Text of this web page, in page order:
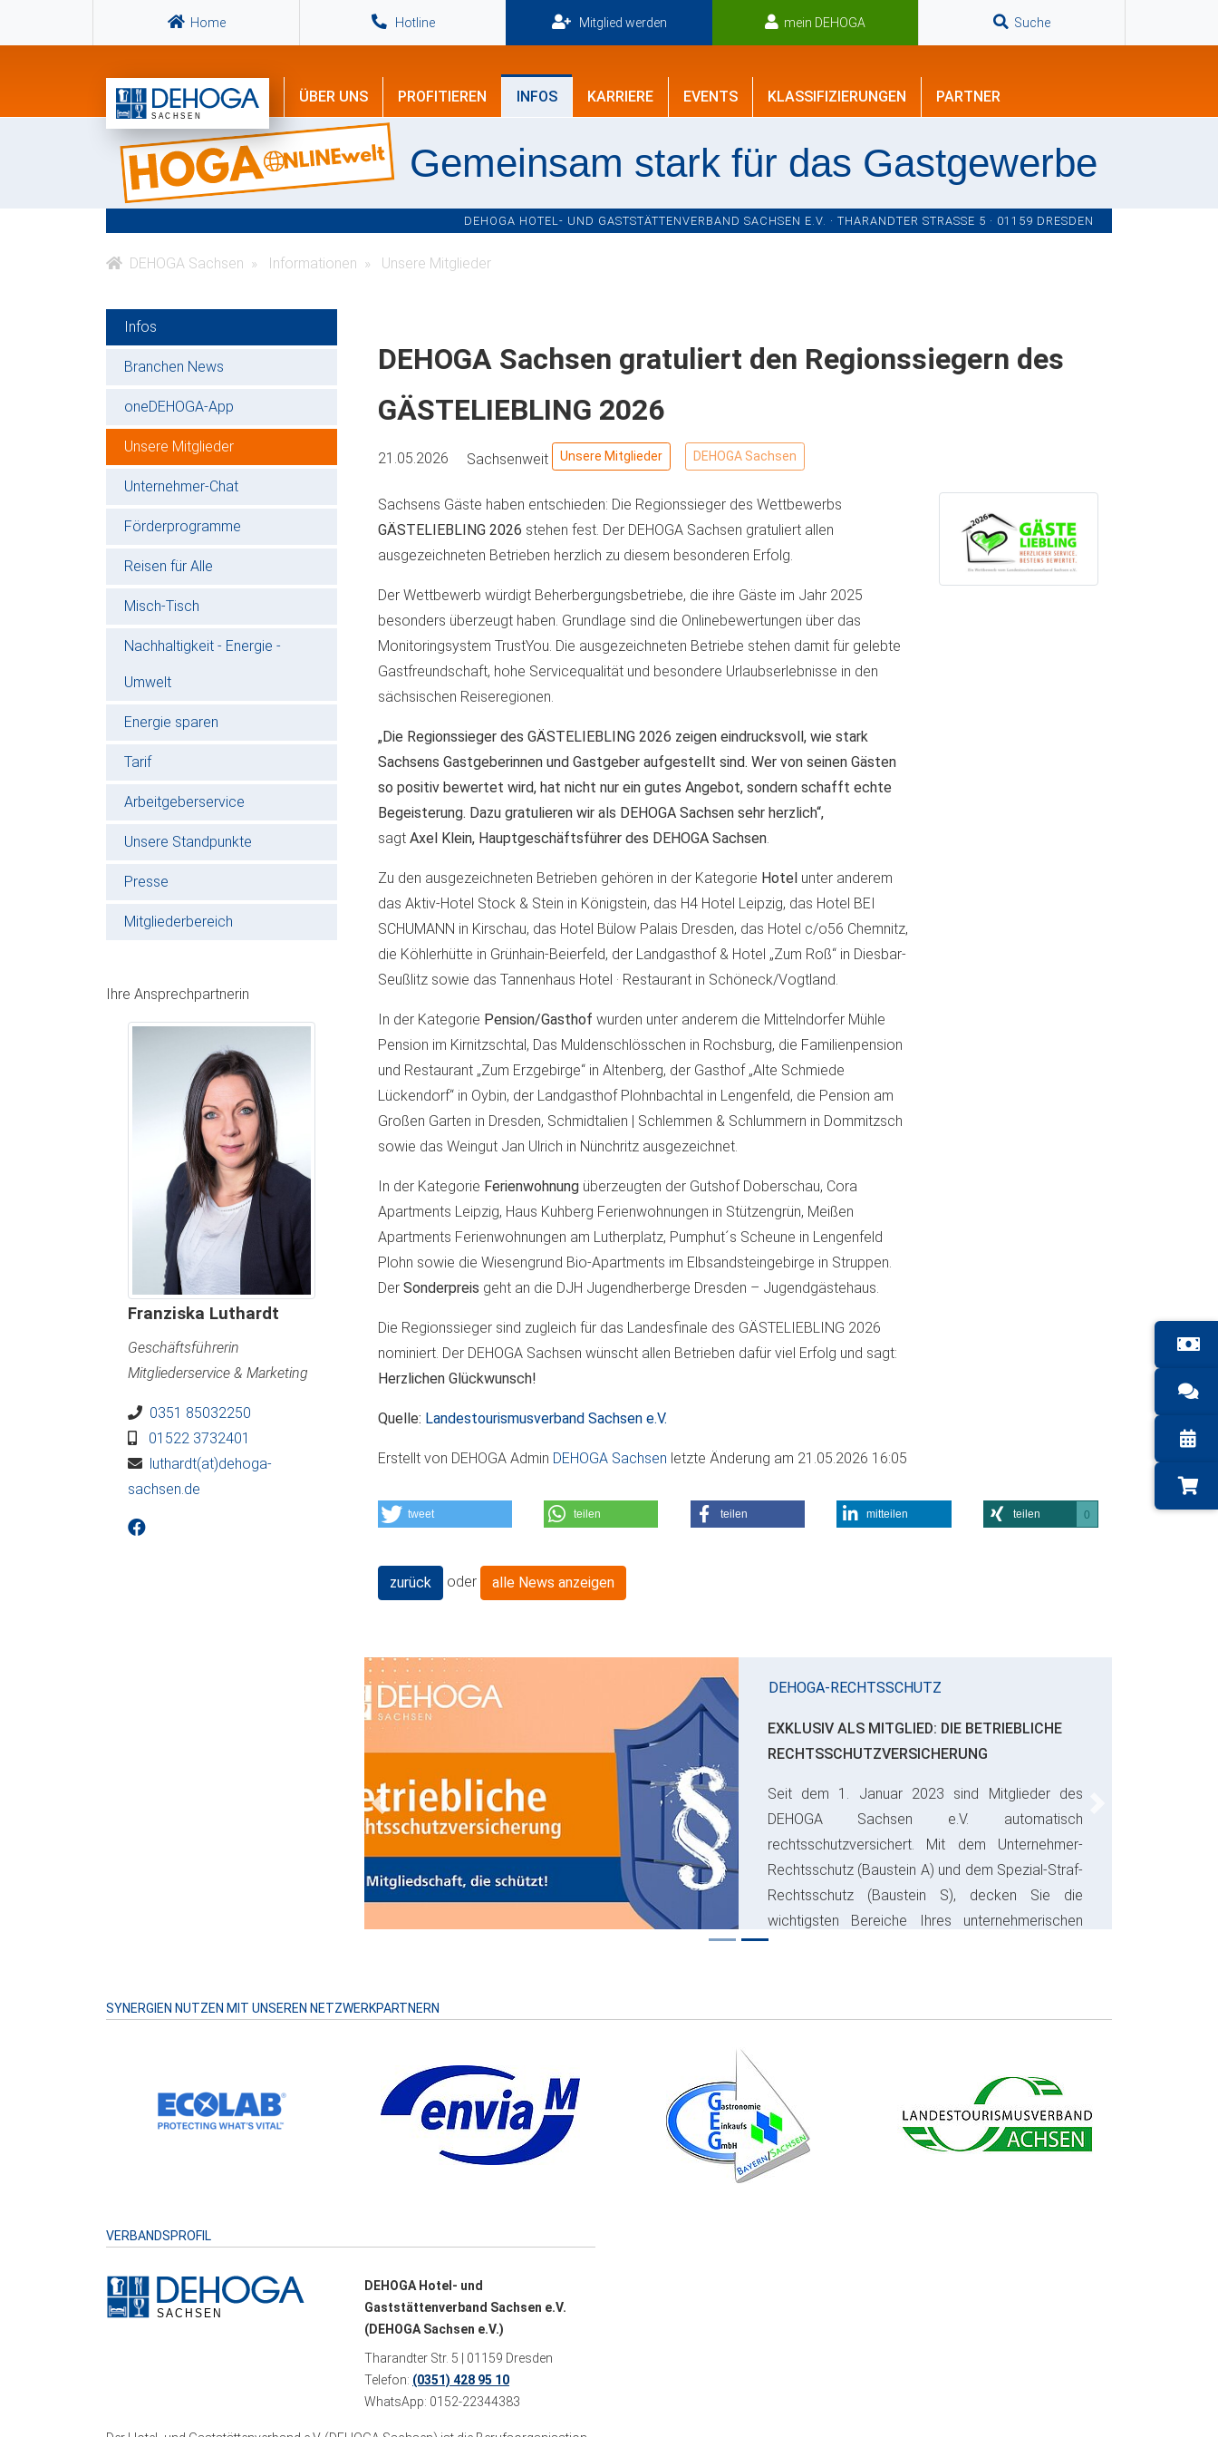
Home Hotline Mitglied werden mein DEHOGA Suche
ÜBER UNS PROFITIEREN INFOS KARRIERE EVENTS KLASSIFIZIERUNGEN PARTNER
Gemeinsam stark für das Gastgewerbe
DEHOGA HOTEL- UND GASTSTÄTTENVERBAND SACHSEN E.V. · THARANDTER STRASSE 5 · 01159 DRESDEN
DEHOGA Sachsen Informationen Unsere Mitglieder
Infos
Branchen News
oneDEHOGA-App
Unsere Mitglieder
Unternehmer-Chat
Förderprogramme
Reisen für Alle
Misch-Tisch
Nachhaltigkeit - Energie -
Umwelt
Energie sparen
Tarif
Arbeitgeberservice
Unsere Standpunkte
Presse
Mitgliederbereich
Ihre Ansprechpartnerin
Franziska Luthardt
Geschäftsführerin
Mitgliederservice & Marketing
0351 85032250
01522 3732401
luthardt(at)dehoga-
sachsen.de
DEHOGA Sachsen gratuliert den Regionssiegern des
GÄSTELIEBLING 2026
21.05.2026 Sachsenweit Unsere Mitglieder DEHOGA Sachsen
Sachsens Gäste haben entschieden: Die Regionssieger des Wettbewerbs
GÄSTELIEBLING 2026 stehen fest. Der DEHOGA Sachsen gratuliert allen
ausgezeichneten Betrieben herzlich zu diesem besonderen Erfolg.
Der Wettbewerb würdigt Beherbergungsbetriebe, die ihre Gäste im Jahr 2025
besonders überzeugt haben. Grundlage sind die Onlinebewertungen über das
Monitoringsystem TrustYou. Die ausgezeichneten Betriebe stehen damit für gelebte
Gastfreundschaft, hohe Servicequalität und besondere Urlaubserlebnisse in den
sächsischen Reiseregionen.
„Die Regionssieger des GÄSTELIEBLING 2026 zeigen eindrucksvoll, wie stark
Sachsens Gastgeberinnen und Gastgeber aufgestellt sind. Wer von seinen Gästen
so positiv bewertet wird, hat nicht nur ein gutes Angebot, sondern schafft echte
Begeisterung. Dazu gratulieren wir als DEHOGA Sachsen sehr herzlich“,
sagt Axel Klein, Hauptgeschäftsführer des DEHOGA Sachsen
Zu den ausgezeichneten Betrieben gehören in der Kategorie Hotel unter anderem
das Aktiv-Hotel Stock & Stein in Königstein, das H4 Hotel Leipzig, das Hotel BEI
SCHUMANN in Kirschau, das Hotel Bülow Palais Dresden, das Hotel c/o56 Chemnitz,
die Köhlerhütte in Grünhain-Beierfeld, der Landgasthof & Hotel „Zum Roß“ in Diesbar-
Seußlitz sowie das Tannenhaus Hotel · Restaurant in Schöneck/Vogtland.
In der Kategorie Pension/Gasthof wurden unter anderem die Mittelndorfer Mühle
Pension im Kirnitzschtal, Das Muldenschlösschen in Rochsburg, die Familienpension
und Restaurant „Zum Erzgebirge“ in Altenberg, der Gasthof „Alte Schmiede
Lückendorf“ in Oybin, der Landgasthof Plohnbachtal in Lengenfeld, die Pension am
Großen Garten in Dresden, Schmidtalien | Schlemmen & Schlummern in Dommitzsch
sowie das Weingut Jan Ulrich in Nünchritz ausgezeichnet.
In der Kategorie Ferienwohnung überzeugten der Gutshof Doberschau, Cora
Apartments Leipzig, Haus Kuhberg Ferienwohnungen in Stützengrün, Meißen
Apartments Ferienwohnungen am Lutherplatz, Pumphut´s Scheune in Lengenfeld
Plohn sowie die Wiesengrund Bio-Apartments im Elbsandsteingebirge in Struppen.
Der Sonderpreis geht an die DJH Jugendherberge Dresden – Jugendgästehaus.
Die Regionssieger sind zugleich für das Landesfinale des GÄSTELIEBLING 2026
nominiert. Der DEHOGA Sachsen wünscht allen Betrieben dafür viel Erfolg und sagt:
Herzlichen Glückwunsch!
Quelle: Landestourismusverband Sachsen e.V.
Erstellt von DEHOGA Admin DEHOGA Sachsen letzte Änderung am 21.05.2026 16:05
tweet teilen teilen mitteilen teilen 0
zurück oder alle News anzeigen
DEHOGA-RECHTSSCHUTZ
EXKLUSIV ALS MITGLIED: DIE BETRIEBLICHE
RECHTSSCHUTZVERSICHERUNG
Seit dem 1. Januar 2023 sind Mitglieder des
DEHOGA Sachsen e.V. automatisch
rechtsschutzversichert. Mit dem Unternehmer-
Rechtsschutz (Baustein A) und dem Spezial-Straf-
Rechtsschutz (Baustein S), decken Sie die
wichtigsten Bereiche Ihres unternehmerischen
Risikos ab und sparen bares Geld.
Previous
SYNERGIEN NUTZEN MIT UNSEREN NETZWERKPARTNERN
VERBANDSPROFIL
DEHOGA Hotel- und
Gaststättenverband Sachsen e.V.
(DEHOGA Sachsen e.V.)
Tharandter Str. 5 | 01159 Dresden
Telefon: (0351) 428 95 10
WhatsApp: 0152-22344383